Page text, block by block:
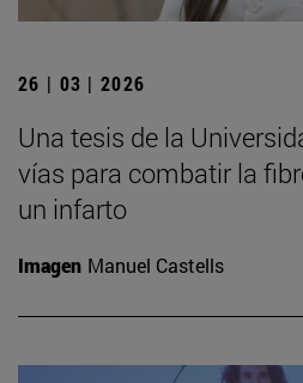
26 | 03 | 2026
Una tesis de la
vías para combatir la
un infarto
Imagen Manuel Castells